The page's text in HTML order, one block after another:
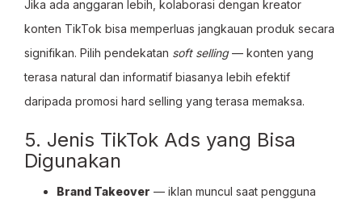
Jika ada anggaran lebih, kolaborasi dengan kreator
konten TikTok bisa memperluas jangkauan produk secara
signifikan. Pilih pendekatan soft selling— konten yang
terasa natural dan informatif biasanya lebih efektif
daripada promosi hard selling yang terasa memaksa.
5. Jenis TikTok Ads yang Bisa
Digunakan
Brand Takeover — iklan muncul saat pengguna